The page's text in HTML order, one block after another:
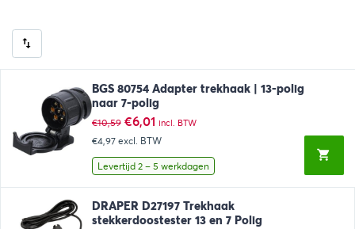
BGS 80754 Adapter trekhaak | 13-polig
naar 7-polig
€10,59 Oorspronkelijke
prijs
was:
€10,59.
€6,01Huidige
prijs
is:
€6,01.
incl. BTW
€4,97 excl. BTW
Levertijd 2 – 5 werkdagen
DRAPER D27197 Trekhaak
stekkerdoostester 13 en 7 Polig